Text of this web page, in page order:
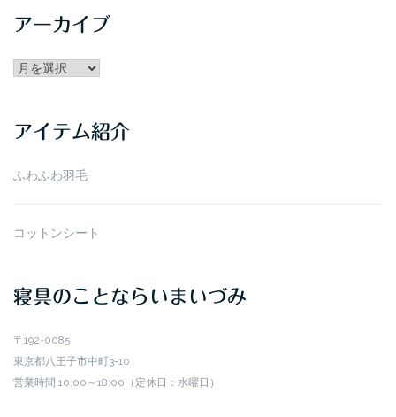
アーカイブ
アー
ブ
アイテム紹介
ふわふわ羽毛
コットンシート
寝具のことならいまいづみ
〒192-0085
東京都八王子市中町3-10
営業時間 10:00～18:00（定休日：水曜日）